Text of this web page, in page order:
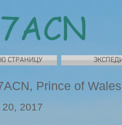
СТРАНИЦУ
Prince of
2017